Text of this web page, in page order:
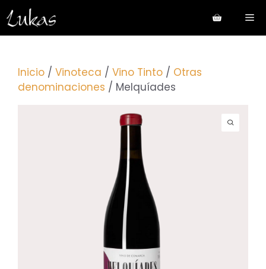
Saltar
al
contenido
Inicio / Vinoteca / Vino Tinto / Otras
denominaciones / Melquíades